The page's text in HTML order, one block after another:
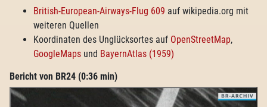
British-European-Airways-Flug 609 auf wikipedia.org mit
weiteren Quellen
Koordinaten des Unglücksortes auf OpenStreetMap,
GoogleMaps und BayernAtlas (1959)
Bericht von BR24 (0:36 min)